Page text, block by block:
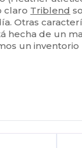
claro Triblend
Otras
de un
un